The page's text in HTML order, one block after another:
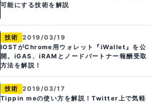
可能にする技術を解説
技術
2019/03/19
IOSTがChrome用ウォレット『iWallet』を公
開。iGAS、iRAMとノードパートナー報酬受取
方法を解説！
技術
2019/03/17
Tippin meの使い方を解説！Twitter上で気軽